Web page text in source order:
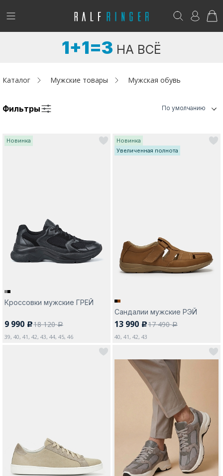
!
Женщинам
Адреса магазинов
Изменить город
Возникли вопросы? - club@ralf.ru
1+1=3 НА ВСЁ
Каталог Мужские товары Мужская обувь
Фильтры По умолчанию
Новинка
Кроссовки мужские ГРЕЙ
9 990 c18 120a
39, 40, 41, 42, 43, 44, 45, 46
Новинка
Увеличенная полнота
Сандалии мужские РЭЙ
13 990 c17 490a
40, 41, 42, 43